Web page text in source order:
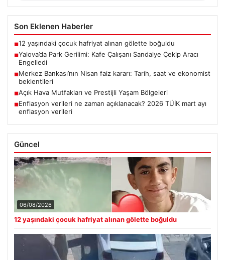
Son Eklenen Haberler
■12 yaşındaki çocuk hafriyat alınan gölette boğuldu
■Yalova’da Park Gerilimi: Kafe Çalışanı Sandalye Çekip Aracı
Engelledi
■Merkez Bankası’nın Nisan faiz kararı: Tarih, saat ve ekonomist
beklentileri
■Açık Hava Mutfakları ve Prestijli Yaşam Bölgeleri
■Enflasyon verileri ne zaman açıklanacak? 2026 TÜİK mart ayı
enflasyon verileri
Güncel
06/08/2026
12 yaşındaki çocuk hafriyat alınan gölette boğuldu